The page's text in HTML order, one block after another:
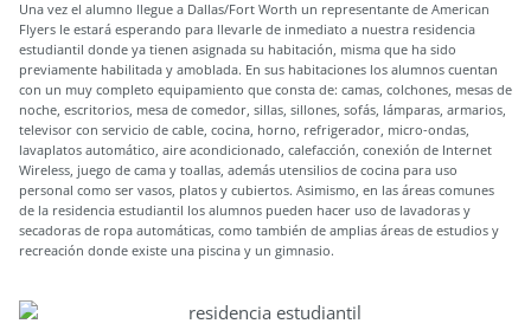
Una vez el alumno llegue a Dallas/Fort Worth un representante de American
Flyers le estará esperando para llevarle de inmediato a nuestra residencia
estudiantil donde ya tienen asignada su habitación, misma que ha sido
previamente habilitada y amoblada. En sus habitaciones los alumnos cuentan
con un muy completo equipamiento que consta de: camas, colchones, mesas de
noche, escritorios, mesa de comedor, sillas, sillones, sofás, lámparas, armarios,
televisor con servicio de cable, cocina, horno, refrigerador, micro-ondas,
lavaplatos automático, aire acondicionado, calefacción, conexión de Internet
Wireless, juego de cama y toallas, además utensilios de cocina para uso
personal como ser vasos, platos y cubiertos. Asimismo, en las áreas comunes
de la residencia estudiantil los alumnos pueden hacer uso de lavadoras y
secadoras de ropa automáticas, como también de amplias áreas de estudios y
recreación donde existe una piscina y un gimnasio.